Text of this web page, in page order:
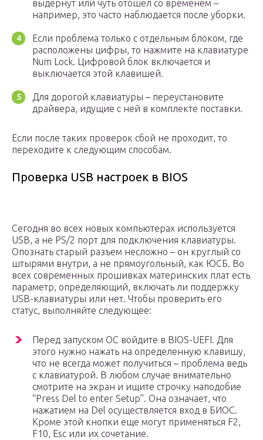
выдернут или чуть отошел со временем –
например, это часто наблюдается после уборки.
Если проблема только с отдельным блоком, где
расположены цифры, то нажмите на клавиатуре
Num Lock. Цифровой блок включается и
выключается этой клавишей.
Для дорогой клавиатуры – переустановите
драйвера, идущие с ней в комплекте поставки.
Если после таких проверок сбой не проходит, то
переходите к следующим способам.
Проверка USB настроек в BIOS
Сегодня во всех новых компьютерах используется
USB, а не PS/2 порт для подключения клавиатуры.
Опознать старый разъем несложно – он круглый со
штырями внутри, а не прямоугольный, как ЮСБ. Во
всех современных прошивках материнских плат есть
параметр, определяющий, включать ли поддержку
USB-клавиатуры или нет. Чтобы проверить его
статус, выполняйте следующее:
Перед запуском ОС войдите в BIOS-UEFI. Для
этого нужно нажать на определенную клавишу,
что не всегда может получиться – проблема ведь
с клавиатурой. В любом случае внимательно
смотрите на экран и ищите строчку наподобие
“Press Del to enter Setup”. Она означает, что
нажатием на Del осуществляется вход в БИОС.
Кроме этой кнопки еще могут применяться F2,
F10, Esc или их сочетание.